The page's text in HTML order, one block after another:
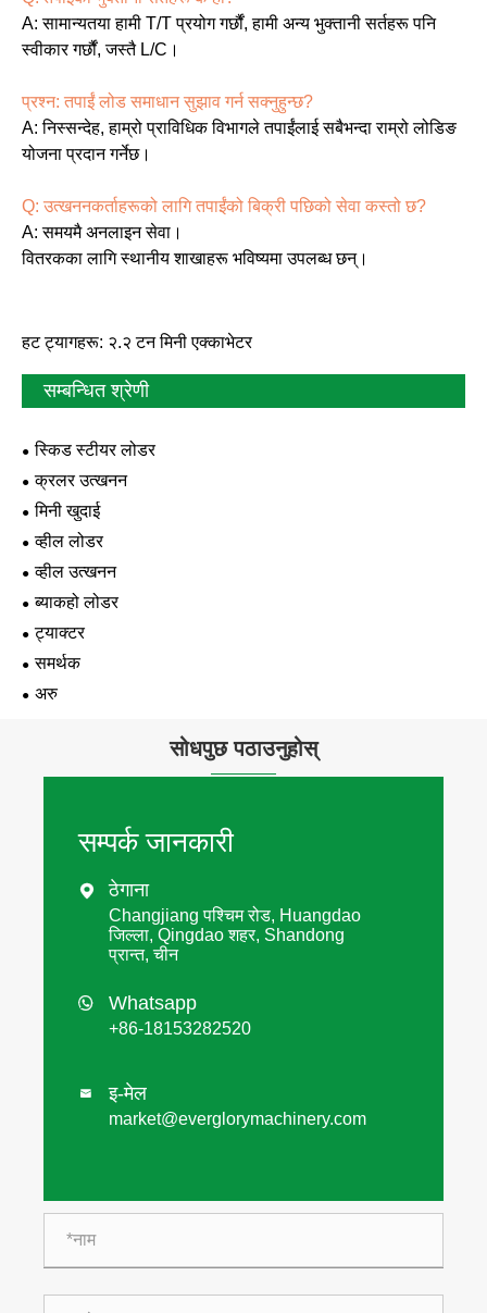
A: सामान्यतया हामी T/T प्रयोग गर्छौं, हामी अन्य भुक्तानी सर्तहरू पनि
स्वीकार गर्छौं, जस्तै L/C।
प्रश्न: तपाईं लोड समाधान सुझाव गर्न सक्नुहुन्छ?
A: निस्सन्देह, हाम्रो प्राविधिक विभागले तपाईंलाई सबैभन्दा राम्रो लोडिङ
योजना प्रदान गर्नेछ।
Q: उत्खननकर्ताहरूको लागि तपाईंको बिक्री पछिको सेवा कस्तो छ?
A: समयमै अनलाइन सेवा।
वितरकका लागि स्थानीय शाखाहरू भविष्यमा उपलब्ध छन्।
हट ट्यागहरू: २.२ टन मिनी एक्काभेटर
सम्बन्धित श्रेणी
स्किड स्टीयर लोडर
क्रलर उत्खनन
मिनी खुदाई
व्हील लोडर
व्हील उत्खनन
ब्याकहो लोडर
ट्याक्टर
समर्थक
अरु
सोधपुछ पठाउनुहोस्
सम्पर्क जानकारी
 ठेगाना
Changjiang पश्चिम रोड, Huangdao
जिल्ला, Qingdao शहर, Shandong
प्रान्त, चीन
 Whatsapp
+86-18153282520
 इ-मेल
market@everglorymachinery.com